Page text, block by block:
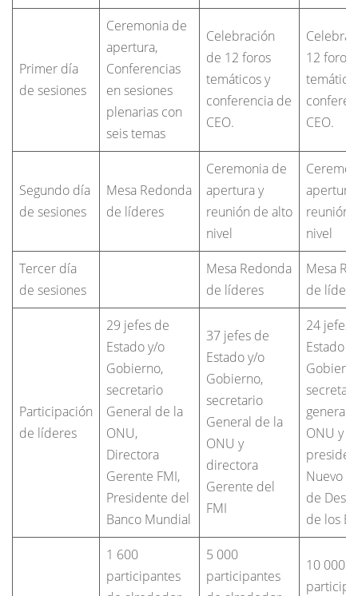
Primer día
de sesiones
Ceremonia de
apertura,
Conferencias
en sesiones
plenarias con
seis temas
Celebración
de 12 foros
temáticos y
conferencia de
CEO.
12 foros
CEO.
Segundo día
de sesiones
Mesa Redonda
de líderes
Ceremonia de
apertura y
reunión de alto
nivel
apertura
reunión
nivel
Tercer día
de sesiones
Mesa Redonda
de líderes
Mesa
de
Participación
de líderes
29 jefes de
Estado y/o
Gobierno,
secretario
General de la
ONU,
Directora
Gerente FMI,
Presidente del
Banco Mundial
37 jefes de
Estado y/o
Gobierno,
secretario
General de la
ONU y
directora
Gerente del
FMI
24 jefes
Estado
general
ONU y
Nuevo
de
de los
1 600
participantes
5 000
participantes
10 000